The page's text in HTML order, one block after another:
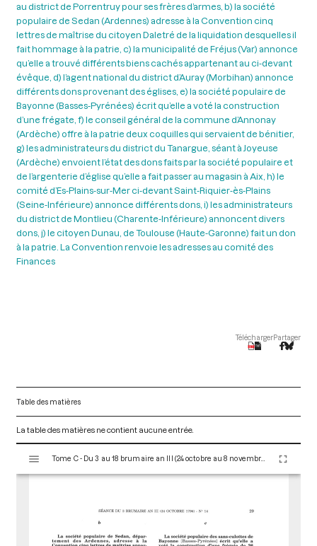
au district de Porrentruy pour ses frères d’armes, b) la société
populaire de Sedan (Ardennes) adresse à la Convention cinq
lettres de maîtrise du citoyen Daletré de la liquidation desquelles il
fait hommage à la patrie, c) la municipalité de Fréjus (Var) annonce
qu’elle a trouvé différents biens cachés appartenant au ci-devant
évêque, d) l’agent national du district d’Auray (Morbihan) annonce
différents dons provenant des églises, e) la société populaire de
Bayonne (Basses-Pyrénées) écrit qu’elle a voté la construction
d’une frégate, f) le conseil général de la commune d’Annonay
(Ardèche) offre à la patrie deux coquilles qui servaient de bénitier,
g) les administrateurs du district du Tanargue, séant à Joyeuse
(Ardèche) envoient l’état des dons faits par la société populaire et
de l’argenterie d’église qu’elle a fait passer au magasin à Aix, h) le
comité d’Es-Plains-sur-Mer ci-devant Saint-Riquier-ès-Plains
(Seine-Inférieure) annonce différents dons, i) les administrateurs
du district de Montlieu (Charente-Inférieure) annoncent divers
dons, j) le citoyen Dunau, de Toulouse (Haute-Garonne) fait un don
à la patrie. La Convention renvoie les adresses au comité des
Finances
TéléchargerPartager
Table des matières
La table des matières ne contient aucune entrée.
s